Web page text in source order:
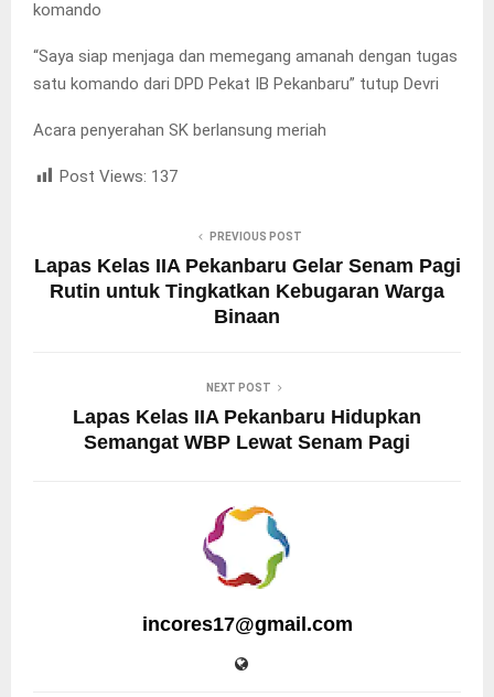
komando
“Saya siap menjaga dan memegang amanah dengan tugas
satu komando dari DPD Pekat IB Pekanbaru” tutup Devri
Acara penyerahan SK berlansung meriah
Post Views: 137
PREVIOUS POST
Lapas Kelas IIA Pekanbaru Gelar Senam Pagi
Rutin untuk Tingkatkan Kebugaran Warga
Binaan
NEXT POST
Lapas Kelas IIA Pekanbaru Hidupkan
Semangat WBP Lewat Senam Pagi
incores17@gmail.com